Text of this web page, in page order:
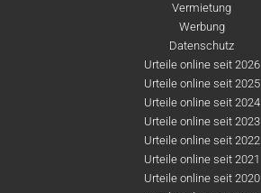
Vermietung
Werbung
Datenschutz
Urteile online seit 2026
Urteile online seit 2025
Urteile online seit 2024
Urteile online seit 2023
Urteile online seit 2022
Urteile online seit 2021
Urteile online seit 2020